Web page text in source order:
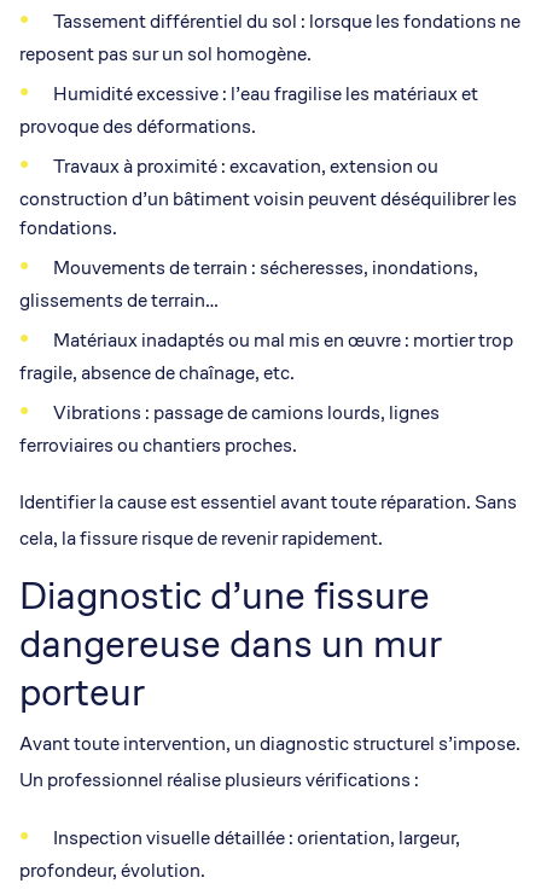
Tassement différentiel du sol : lorsque les fondations ne
reposent pas sur un sol homogène.
Humidité excessive : l’eau fragilise les matériaux et
provoque des déformations.
Travaux à proximité : excavation, extension ou
construction d’un bâtiment voisin peuvent déséquilibrer les
fondations.
Mouvements de terrain : sécheresses, inondations,
glissements de terrain…
Matériaux inadaptés ou mal mis en œuvre : mortier trop
fragile, absence de chaînage, etc.
Vibrations : passage de camions lourds, lignes
ferroviaires ou chantiers proches.
Identifier la cause est essentiel avant toute réparation. Sans
cela, la fissure risque de revenir rapidement.
Diagnostic d’une fissure
dangereuse dans un mur
porteur
Avant toute intervention, un diagnostic structurel s’impose.
Un professionnel réalise plusieurs vérifications :
Inspection visuelle détaillée : orientation, largeur,
profondeur, évolution.